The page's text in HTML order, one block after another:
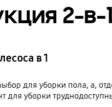
2-в-1
в 1
для уборки пола, а,
для уборки